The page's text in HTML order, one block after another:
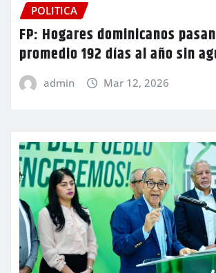
POLITICA
FP: Hogares dominicanos
promedio 192 días al año sin
admin Mar 12, 2026